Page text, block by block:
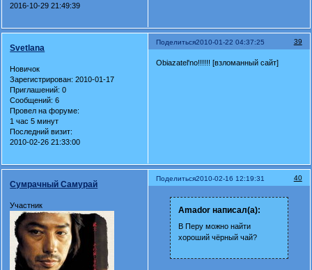
2016-10-29 21:49:39
Поделиться 39
2010-01-22 04:37:25
Svetlana
Новичок
Зарегистрирован: 2010-01-17
Приглашений: 0
Сообщений: 6
Провел на форуме:
1 час 5 минут
Последний визит:
2010-02-26 21:33:00
Obiazatel'no!!!!!! [взломанный сайт]
Поделиться 40
2010-02-16 12:19:31
Сумрачный Самурай
Участник Amador написал(а):
В Перу можно найти
хороший чёрный чай?